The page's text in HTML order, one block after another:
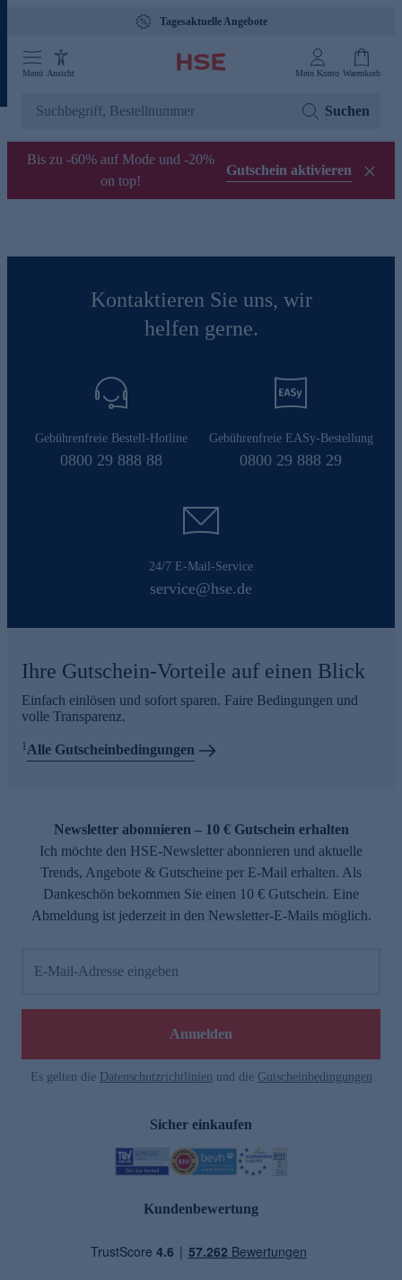
Tagesaktuelle Angebote
Menü Ansicht Mein Konto Warenkorb
Suchen
Bis zu -60% auf Mode und -20%
on top!
Gutschein aktivieren
Kontaktieren Sie uns, wir
helfen gerne.
Gebührenfreie Bestell-Hotline
0800 29 888 88
Gebührenfreie EASy-Bestellung
0800 29 888 29
24/7 E-Mail-Service
service@hse.de
Ihre Gutschein-Vorteile auf einen Blick
Einfach einlösen und sofort sparen. Faire Bedingungen und
volle Transparenz.
1Alle Gutscheinbedingungen
Newsletter abonnieren – 10 € Gutschein erhalten
Ich möchte den HSE-Newsletter abonnieren und aktuelle
Trends, Angebote & Gutscheine per E-Mail erhalten. Als
Dankeschön bekommen Sie einen 10 € Gutschein. Eine
Abmeldung ist jederzeit in den Newsletter-E-Mails möglich.
E-Mail-Adresse eingeben
Anmelden
Es gelten die Datenschutzrichtlinien und die Gutscheinbedingungen
Sicher einkaufen
Kundenbewertung